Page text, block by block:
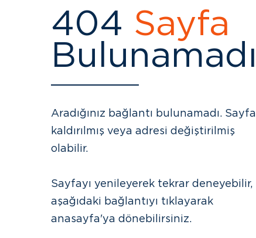
404 Sayfa
Bulunamadı
Aradığınız bağlantı bulunamadı. Sayfa
kaldırılmış veya adresi değiştirilmiş
olabilir.
Sayfayı yenileyerek tekrar deneyebilir,
aşağıdaki bağlantıyı tıklayarak
anasayfa'ya dönebilirsiniz.